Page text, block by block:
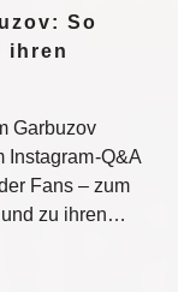
So
ihren
Garbuzov
Instagram-Q&A
Fans – zum
und zu ihren…